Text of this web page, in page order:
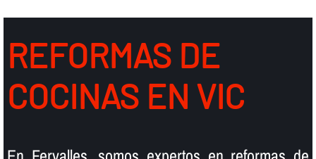
REFORMAS DE
COCINAS EN VIC